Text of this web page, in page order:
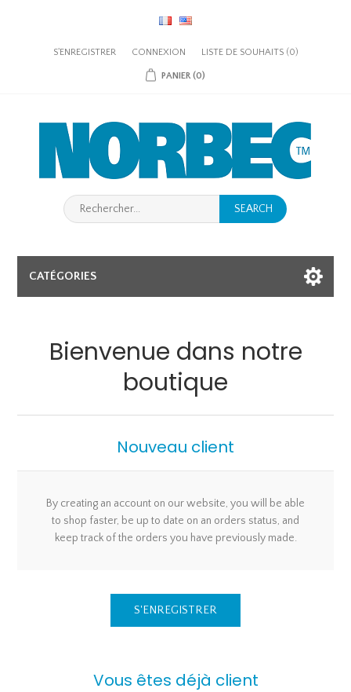
S'ENREGISTRER CONNEXION LISTE DE SOUHAITS (0)
PANIER (0)
SEARCH
CATÉGORIES
Bienvenue dans notre
boutique
Nouveau client
By creating an account on our website, you will be able
to shop faster, be up to date on an orders status, and
keep track of the orders you have previously made.
S'ENREGISTRER
Vous êtes déjà client